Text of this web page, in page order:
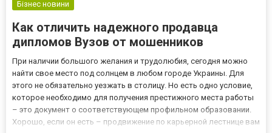
Бізнес новини
Как отличить надежного продавца
дипломов Вузов от мошенников
При наличии большого желания и трудолюбия, сегодня можно
найти свое место под солнцем в любом городе Украины. Для
этого не обязательно уезжать в столицу. Но есть одно условие,
которое необходимо для получения престижного места работы
– это документ о соответствующем профильном образовании.
Хорошо, если он есть – продвижение по карьерной лестнице вам